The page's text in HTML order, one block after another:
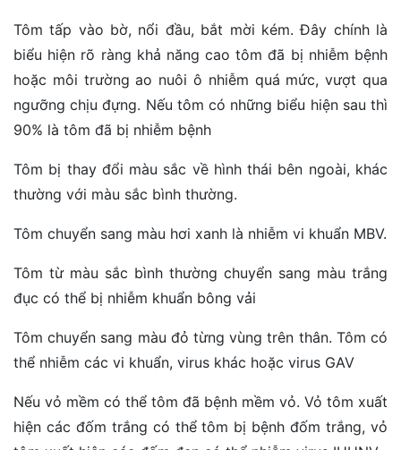
Tôm tấp vào bờ, nổi đầu, bắt mời kém. Đây chính là
biểu hiện rõ ràng khả năng cao tôm đã bị nhiễm bệnh
hoặc môi trường ao nuôi ô nhiễm quá mức, vượt qua
ngưỡng chịu đựng. Nếu tôm có những biểu hiện sau thì
90% là tôm đã bị nhiễm bệnh
Tôm bị thay đổi màu sắc về hình thái bên ngoài, khác
thường với màu sắc bình thường.
Tôm chuyển sang màu hơi xanh là nhiễm vi khuẩn MBV.
Tôm từ màu sắc bình thường chuyển sang màu trắng
đục có thể bị nhiễm khuẩn bông vải
Tôm chuyển sang màu đỏ từng vùng trên thân. Tôm có
thể nhiễm các vi khuẩn, virus khác hoặc virus GAV
Nếu vỏ mềm có thể tôm đã bệnh mềm vỏ. Vỏ tôm xuất
hiện các đốm trắng có thể tôm bị bệnh đốm trắng, vỏ